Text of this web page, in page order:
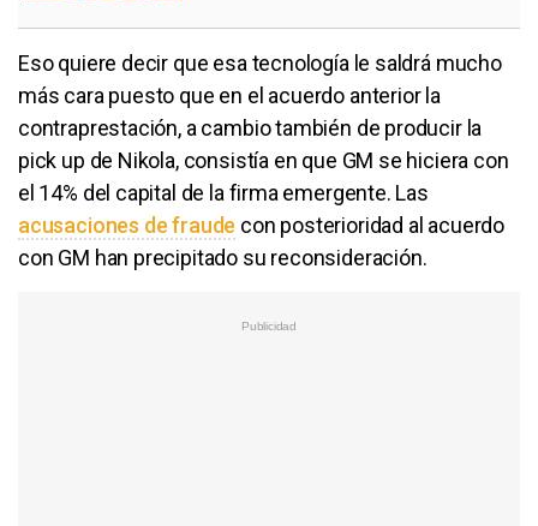
Eso quiere decir que esa tecnología le saldrá mucho
más cara puesto que en el acuerdo anterior la
contraprestación, a cambio también de producir la
pick up de Nikola, consistía en que GM se hiciera con
el 14% del capital de la firma emergente. Las
acusaciones de fraude con posterioridad al acuerdo
con GM han precipitado su reconsideración.